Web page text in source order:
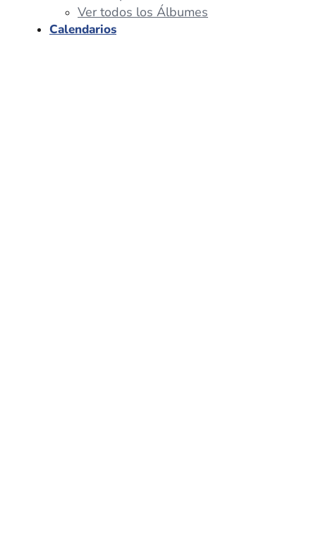
Ver todos los Álbumes
Calendarios